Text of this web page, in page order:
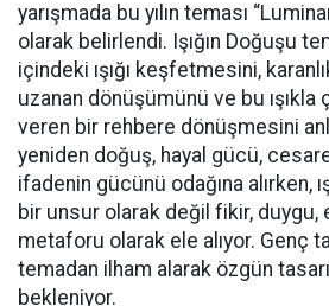
yarışmada bu yılın teması
olarak belirlendi. Işığın Doğuşu
içindeki ışığı keşfetmesini,
uzanan dönüşümünü ve bu
veren bir rehbere dönüşmesini
yeniden doğuş, hayal gücü,
ifadenin gücünü odağına alırken,
bir unsur olarak değil fikir, duygu,
metaforu olarak ele alıyor. Genç
temadan ilham alarak özgün
bekleniyor.